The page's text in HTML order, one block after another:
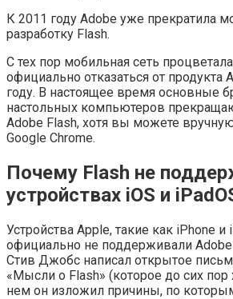
К 2011 году Adobe уже прекратила
разработку Flash.
С тех пор мобильная сеть
официально отказаться от продукта
году. В настоящее время основные
настольных компьютеров
Adobe Flash, хотя вы можете
Google Chrome.
Почему Flash не
устройствах iOS и
Устройства Apple, такие как iPhone и
официально не поддерживали Adobe
Стив Джобс написал открытое
«Мысли о Flash» (которое до сих пор
нем он изложил причины, по